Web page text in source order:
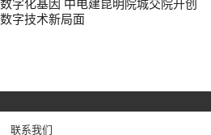
字化基因 中电建昆明院城交院开创
字技术新局面
联系我们